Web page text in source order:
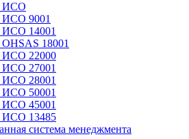
ИСО
ИСО 9001
ИСО 14001
18001
ИСО 22000
ИСО 27001
ИСО 28001
ИСО 50001
ИСО 45001
ИСО 13485
система менеджмента